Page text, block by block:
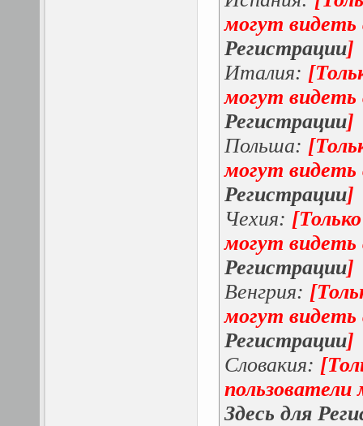
могут
Регистрации]
Италия:
могут
Регистрации]
Польша:
могут
Регистрации]
Чехия:
могут
Регистрации]
Венгрия:
могут
Регистрации]
Словакия:
Здесь для